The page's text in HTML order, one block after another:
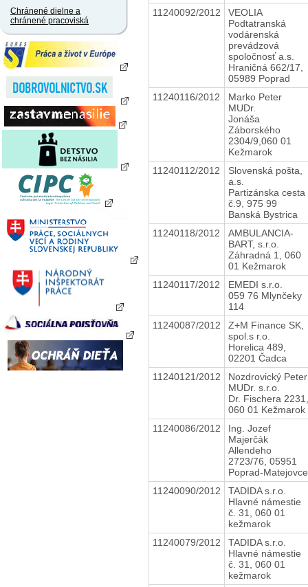
Chránené dielne a
chránené pracoviská
11240092/2012
VEOLIA
Podtatranská
vodárenská
prevádzová
spoločnosť a.s.
Hraničná 662/17,
05989 Poprad
11240116/2012
Marko Peter
MUDr.
Jonáša
Záborského
2304/9,060 01
Kežmarok
11240112/2012
Slovenská pošta,
a.s.
Partizánska cesta
č.9, 975 99
Banská Bystrica
11240118/2012
AMBULANCIA-
BART, s.r.o.
Záhradná 1, 060
01 Kežmarok
11240117/2012
EMEDI s.r.o.
059 76 Mlynčeky
114
11240087/2012
Z+M Finance SK,
spol.s r.o.
Horelica 489,
02201 Čadca
11240121/2012
Nozdrovický Peter
MUDr. s.r.o.
Dr. Fischera 2231,
060 01 Kežmarok
11240086/2012
Ing. Jozef
Majerčák
Allendeho
2723/76, 05951
Poprad-Matejovce
11240090/2012
TADIDA s.r.o.
Hlavné námestie
č. 31, 060 01
kežmarok
11240079/2012
TADIDA s.r.o.
Hlavné námestie
č. 31, 060 01
kežmarok